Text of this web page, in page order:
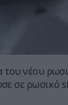
νέου
σε ρωσικό